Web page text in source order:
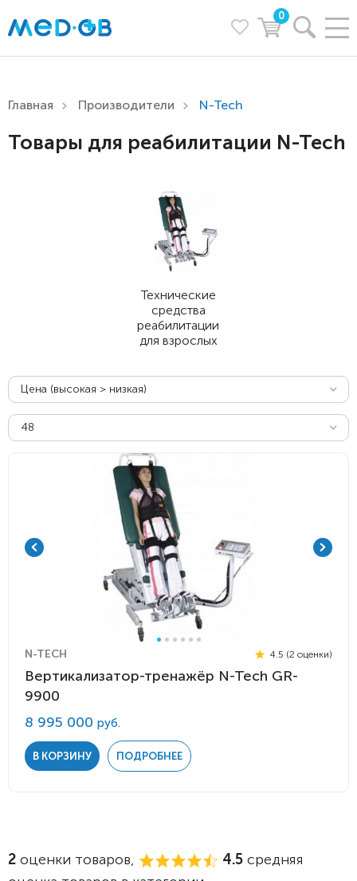
0
Главная Производители N-Tech
Товары для реабилитации N-Tech
Технические
средства
реабилитации
для взрослых
Цена (высокая > низкая)
48
N-TECH 4.5 (2 оценки)
Вертикализатор-тренажёр N-Tech GR-
9900
8 995 000 руб.
В КОРЗИНУ ПОДРОБНЕЕ
2 оценки товаров, 4.5 средняя